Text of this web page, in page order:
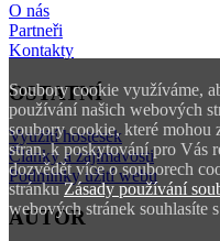
Soubory cookie využíváme,
používání našich webových
soubory cookie, které mohou
stran, k poskytování pro Vás
dozvědět více o souborech
stránkuZásady používání
webových stránek souhlasíte
O nás
Partneři
Kontakty
OSTATNÍ
Využití hostesek
Články a zajímavosti
Podmínky užití webu
AUTOR